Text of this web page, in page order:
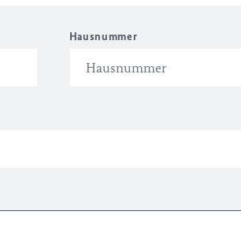
Hausnummer